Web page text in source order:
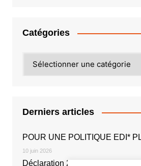
Catégories
Derniers articles
POUR UNE POLITIQUE EDI*
10 juin 2026
Déclaration 2026